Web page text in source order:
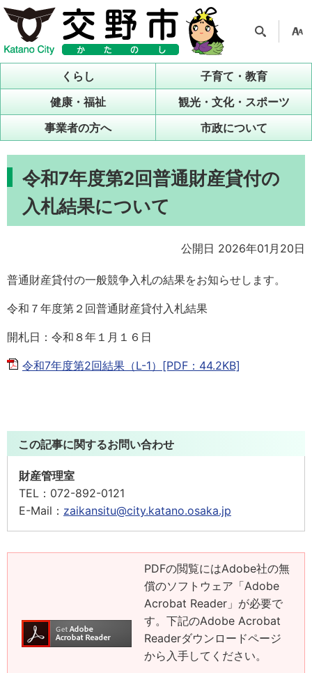
ル
くらし
子育て・教育
健康・福祉
観光・文化・スポーツ
事業者の方へ
市政について
令和7年度第2回普通財産貸付の
入札結果について
公開日 2026年01月20日
普通財産貸付の一般競争入札の結果をお知らせします。
令和７年度第２回普通財産貸付入札結果
開札日：令和８年１月１６日
令和7年度第2回結果（L-1）[PDF：44.2KB]
この記事に関するお問い合わせ
財産管理室
TEL： 072-892-0121
E-Mail： zaikansitu@city.katano.osaka.jp
PDFの閲覧にはAdobe社の無
償のソフトウェア「Adobe
Acrobat Reader」が必要で
す。下記のAdobe Acrobat
Readerダウンロードページ
から入手してください。